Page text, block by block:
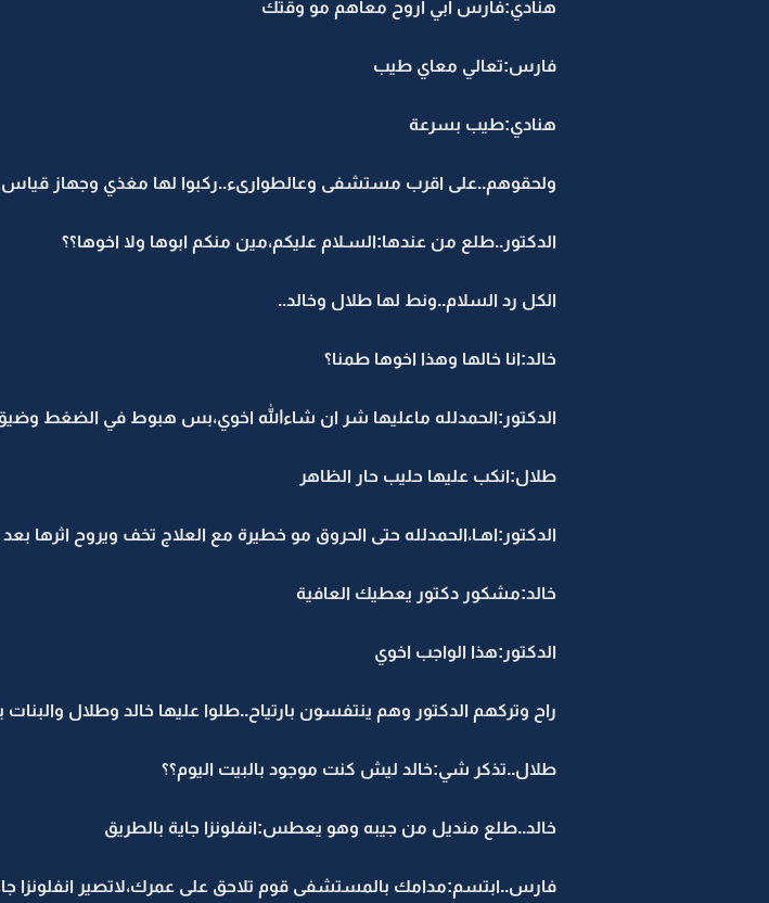
هنادي:فارس ابي اروح معاهم مو وقتك
فارس:تعالي معاي طيب
هنادي:طيب بسرعة
ولحقوهم..على اقرب مستشفى وعالطوارىء..ركبوا لها مغذي وجهاز قياس
الدكتور..طلع من عندها:السـلام عليكم،مين منكم ابوها ولا اخوها؟؟
الكل رد السلام..ونط لها طلال وخالد..
خالد:انا خالها وهذا اخوها طمنا؟
الدكتور:الحمدلله ماعليها شر ان شاءالله اخوي،بس هبوط في الضغط
طلال:انكب عليها حليب حار الظاهر
الدكتور:اهـا،الحمدلله حتى الحروق مو خطيرة مع العلاج تخف ويروح اثرها بعد
خالد:مشكور دكتور يعطيك العافية
الدكتور:هذا الواجب اخوي
راح وتركهم الدكتور وهم ينتفسون بارتياح..طلوا عليها خالد وطلال
طلال..تذكر شي:خالد ليش كنت موجود بالبيت اليوم؟؟
خالد..طلع منديل من جيبه وهو يعطس:انفلونزا جاية بالطريق
فارس..ابتسم:مدامك بالمستشفى قوم تلاحق على عمرك،لاتصير انفلونزا